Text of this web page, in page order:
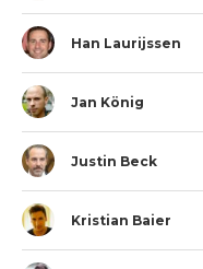
Han Laurijssen
Jan König
Justin Beck
Kristian Baier